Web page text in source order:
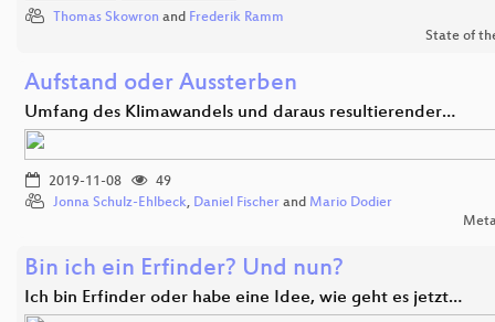
Thomas Skowron and Frederik Ramm
State of
Aufstand oder Aussterben
Umfang des Klimawandels und daraus resultierender…
2019-11-08
49
Jonna Schulz-Ehlbeck, Daniel Fischer and Mario Dodier
Bin ich ein Erfinder? Und nun?
Ich bin Erfinder oder habe eine Idee, wie geht es jetzt…